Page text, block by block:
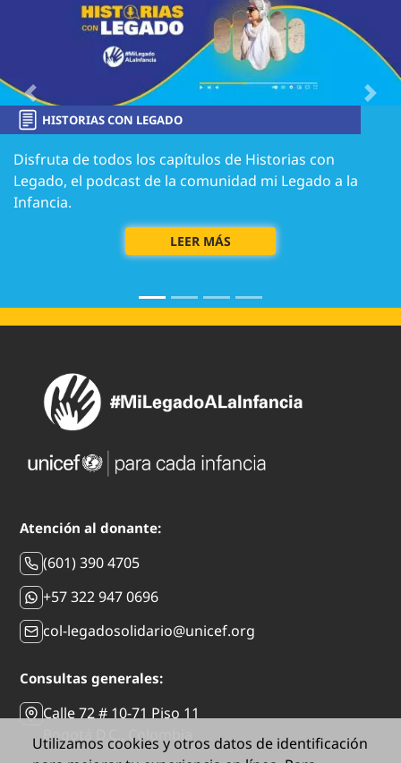
HISTORIAS CON LEGADO
Disfruta de todos los capítulos de Historias con
Legado, el podcast de la comunidad mi Legado a la
Infancia.
LEER MÁS
Previous Next
Utilizamos cookies y otros datos de identificación
Atención al donante:
(601) 390 4705
+57 322 947 0696
col-legadosolidario@unicef.org
Consultas generales:
Calle 72 # 10-71 Piso 11
Bogotá D.C., Colombia